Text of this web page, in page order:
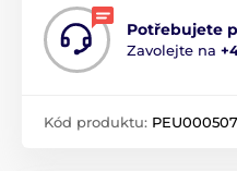
Potřebujete
Zavolejte na
Kód produktu: